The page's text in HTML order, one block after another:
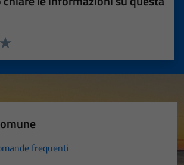
5 stelle su 5
4 stelle su 5
su 5
su 5
5
frequenti